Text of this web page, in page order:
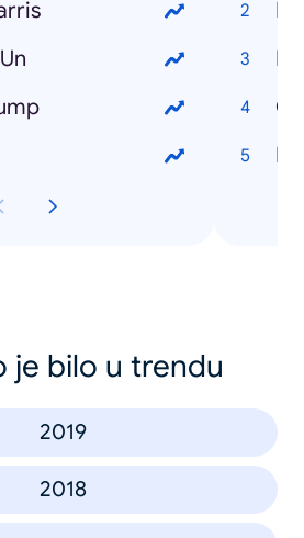
je bilo u trendu
2019
2018